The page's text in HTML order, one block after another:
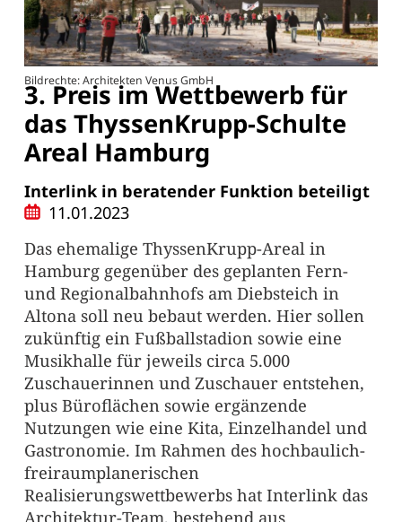
Bildrechte: Architekten Venus GmbH
3. Preis im Wettbewerb für
das ThyssenKrupp-Schulte
Areal Hamburg
Interlink in beratender Funktion beteiligt
11.01.2023
Das ehemalige ThyssenKrupp-Areal in
Hamburg gegenüber des geplanten Fern-
und Regionalbahnhofs am Diebsteich in
Altona soll neu bebaut werden. Hier sollen
zukünftig ein Fußballstadion sowie eine
Musikhalle für jeweils circa 5.000
Zuschauerinnen und Zuschauer entstehen,
plus Büroflächen sowie ergänzende
Nutzungen wie eine Kita, Einzelhandel und
Gastronomie. Im Rahmen des hochbaulich-
freiraumplanerischen
Realisierungswettbewerbs hat Interlink das
Architektur-Team, bestehend aus